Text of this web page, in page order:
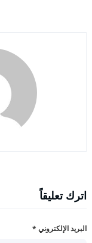
اترك تعليقاً
البريد الإلكتروني *